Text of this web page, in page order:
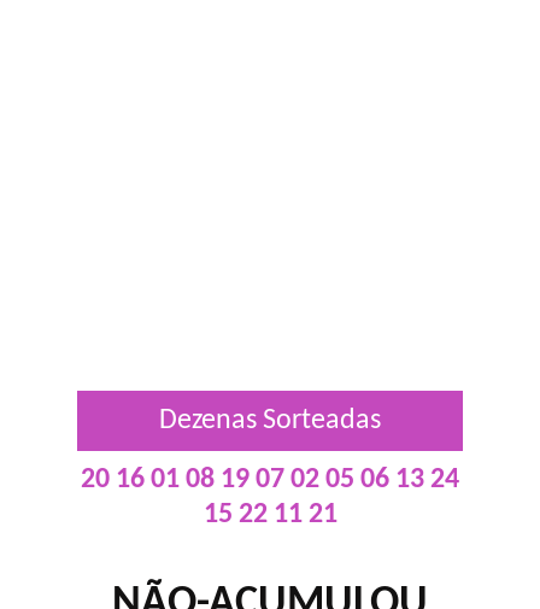
Dezenas Sorteadas
20 16 01 08 19 07 02 05 06 13 24
15 22 11 21